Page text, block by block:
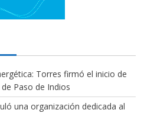
Torres firmó el inicio de
Paso de Indios
una organización dedicada al